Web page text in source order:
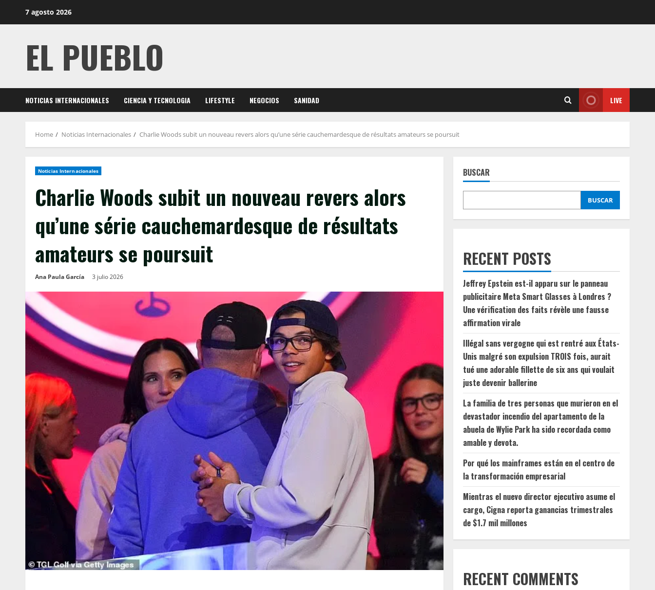
7 agosto 2026
EL PUEBLO
NOTICIAS INTERNACIONALES CIENCIA Y TECNOLOGIA LIFESTYLE NEGOCIOS SANIDAD LIVE
Home Noticias Internacionales Charlie Woods subit un nouveau revers alors qu’une série cauchemardesque de résultats amateurs se poursuit
Noticias Internacionales
Charlie Woods subit un nouveau revers alors
qu’une série cauchemardesque de résultats
amateurs se poursuit
Ana Paula García 3 julio 2026
BUSCAR
BUSCAR
RECENT POSTS
Jeffrey Epstein est-il apparu sur le panneau
publicitaire Meta Smart Glasses à Londres ?
Une vérification des faits révèle une fausse
affirmation virale
Illégal sans vergogne qui est rentré aux États-
Unis malgré son expulsion TROIS fois, aurait
tué une adorable fillette de six ans qui voulait
juste devenir ballerine
La familia de tres personas que murieron en el
devastador incendio del apartamento de la
abuela de Wylie Park ha sido recordada como
amable y devota.
Por qué los mainframes están en el centro de
la transformación empresarial
Mientras el nuevo director ejecutivo asume el
cargo, Cigna reporta ganancias trimestrales
de $1.7 mil millones
RECENT COMMENTS